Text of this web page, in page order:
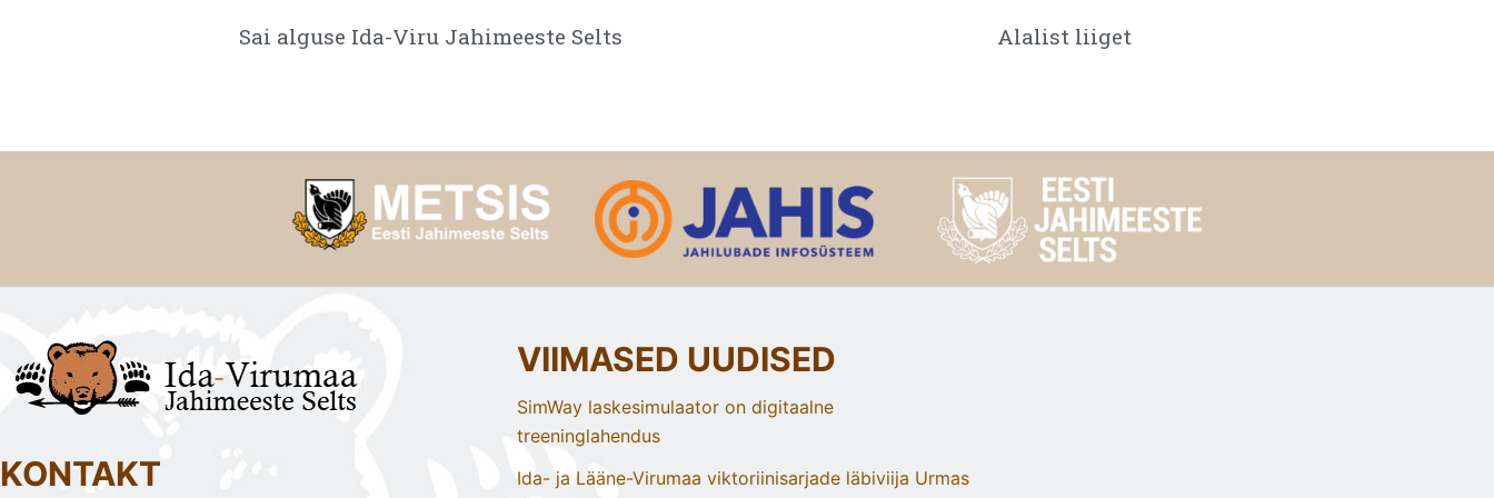
Sai alguse Ida-Viru Jahimeeste Selts Alalist liiget
KONTAKT
VIIMASED UUDISED
SimWay laskesimulaator on digitaalne
treeninglahendus
Ida- ja Lääne-Virumaa viktoriinisarjade läbiviija Urmas